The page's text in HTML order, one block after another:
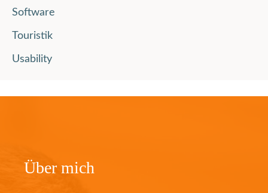
Software
Touristik
Usability
Über mich